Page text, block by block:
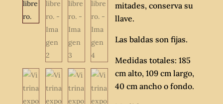
mitades, conserva su
llave.
Las baldas son fijas.
Medidas totales: 185
cm alto, 109 cm largo,
40 cm ancho o fondo.